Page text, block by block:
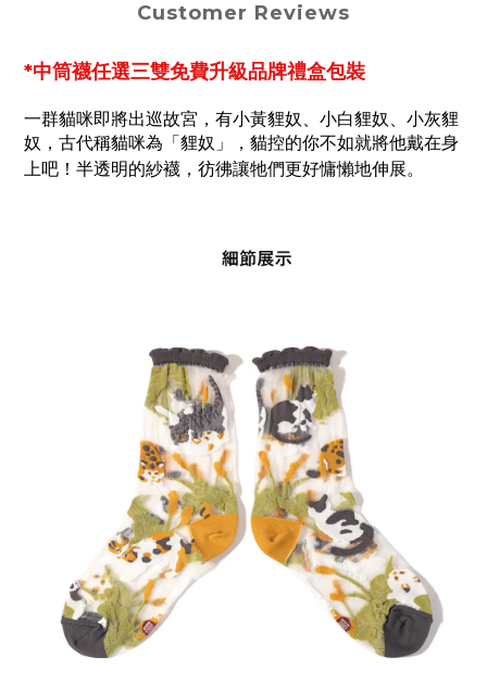
Customer Reviews
*中筒襪任選三雙免費升級品牌禮盒包裝
一群貓咪即將出巡故宮，有小黃貍奴、小白貍奴、小灰貍
奴，古代稱貓咪為「貍奴」，貓控的你不如就將他戴在身
上吧！半透明的紗襪，彷彿讓牠們更好慵懶地伸展。